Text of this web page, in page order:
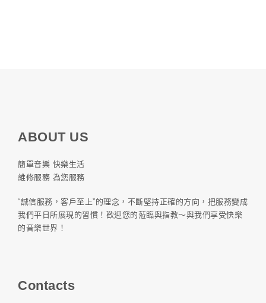
ABOUT US
簡單音樂 快樂生活
維修服務 為您服務
“誠信服務，客戶至上”的理念，不斷堅持正確的方向，把服務變成
我們平日所展現的習慣！歡迎您的蒞臨與指教～與我們享受快樂
的音樂世界！
Contacts